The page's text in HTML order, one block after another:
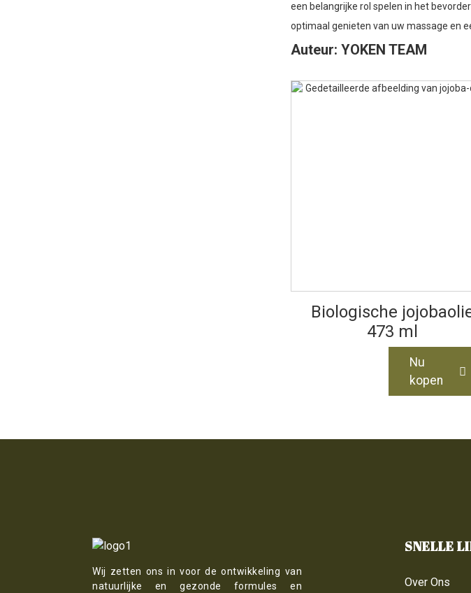
een belangrijke rol spelen in het
optimaal genieten van uw massage en
Auteur: YOKEN TEAM
Biologische
473 ml
Nu
kopen
Wij zetten ons in voor de ontwikkeling van
natuurlijke en gezonde formules en
SNELLE
Over Ons